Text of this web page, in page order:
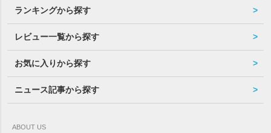
ランキングから探す
レビュー一覧から探す
お気に入りから探す
ニュース記事から探す
ABOUT US